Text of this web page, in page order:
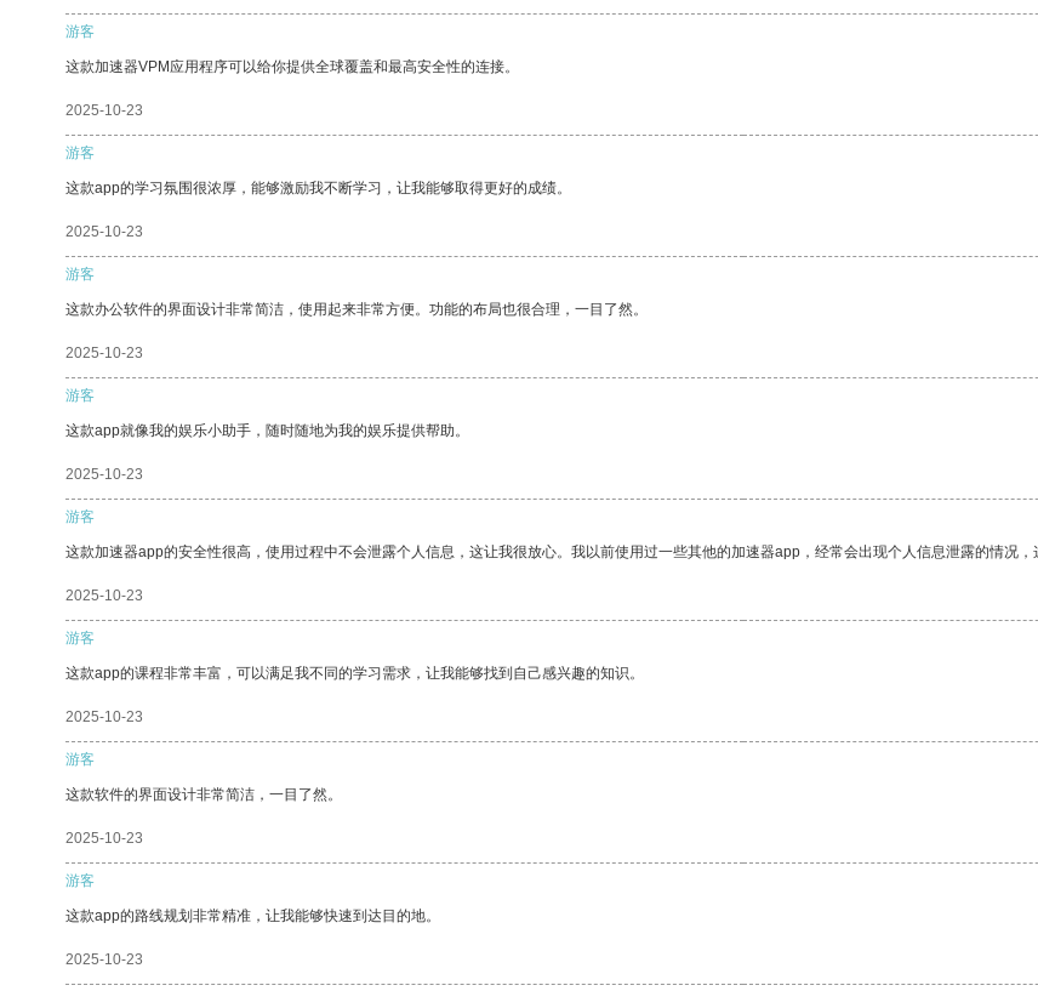
游客
这款加速器VPM应用程序可以给你提供全球覆盖和最高安全性的连接。
2025-10-23
游客
这款app的学习氛围很浓厚，能够激励我不断学习，让我能够取得更好的成绩。
2025-10-23
游客
这款办公软件的界面设计非常简洁，使用起来非常方便。功能的布局也很合理，一目了然。
2025-10-23
游客
这款app就像我的娱乐小助手，随时随地为我的娱乐提供帮助。
2025-10-23
游客
这款加速器app的安全性很高，使用过程中不会泄露个人信息，这让我很放心。我以前使用过一些其他的加速器app，经常会出现个人信息泄露的情况，
2025-10-23
游客
这款app的课程非常丰富，可以满足我不同的学习需求，让我能够找到自己感兴趣的知识。
2025-10-23
游客
这款软件的界面设计非常简洁，一目了然。
2025-10-23
游客
这款app的路线规划非常精准，让我能够快速到达目的地。
2025-10-23